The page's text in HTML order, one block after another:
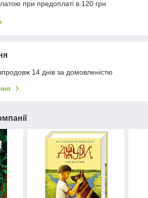
при предоплаті в 120 грн
14 днів за домовленістю